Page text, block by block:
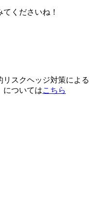
くださいね！
スクヘッジ対策による
についてはこちら